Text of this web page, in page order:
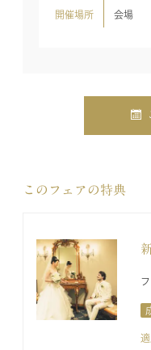
開催場所 会場
このフェアの特典